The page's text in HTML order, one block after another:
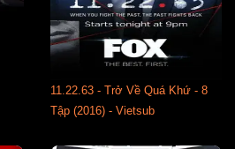
11.22.63 - Trở Về Quá Khứ - 8
Tập (2016) - Vietsub